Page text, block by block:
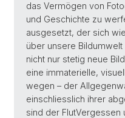
das Vermögen von
und Geschichte zu
ausgesetzt, der sich
über unsere
nicht nur stetig neue
eine immaterielle,
wegen – der
einschliesslich ihrer
sind der FlutVergessen